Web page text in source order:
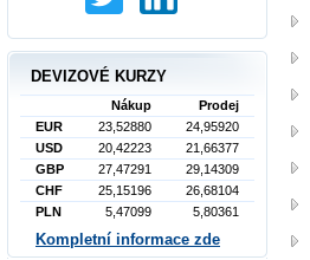
DEVIZOVÉ KURZY
Nákup
Prodej
EUR
23,52880
24,95920
USD
20,42223
21,66377
GBP
27,47291
29,14309
CHF
25,15196
26,68104
PLN
5,47099 5,80361
Kompletní informace zde